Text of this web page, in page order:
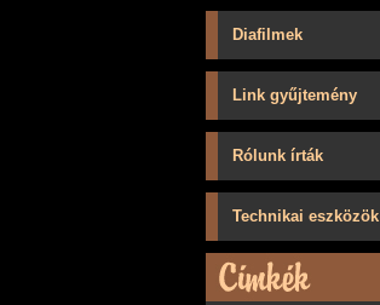
Diafilmek
Link gyűjtemény
Rólunk írták
Technikai eszközök